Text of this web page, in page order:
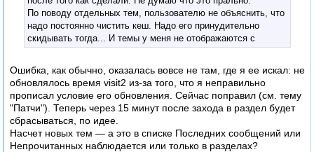
По поводу отдельных тем, пользователю не объяснить, что
надо постоянно чистить кеш. Надо его принудительно
скидывать тогда... И темы у меня не отображаются с
Ошибка, как обычно, оказалась вовсе не там, где я ее искал: не
обновлялось время visit2 из-за того, что я неправильно
прописал условие его обновления. Сейчас поправил (см. тему
"Патчи"). Теперь через 15 минут после захода в раздел будет
сбрасываться, по идее.
Насчет новых тем — а это в списке Последних сообщений или
Непрочитанных наблюдается или только в разделах?